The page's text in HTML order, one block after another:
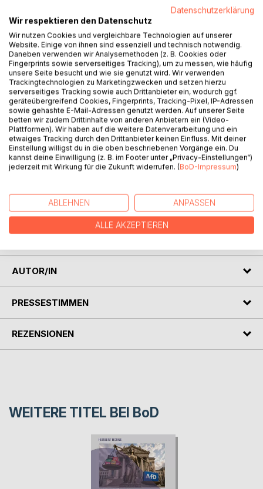
BESCHREIBUNG
Dieser Leitfaden befasst sich in kurz gefasster Version mit
den wesentlichen Anforderungen, die im Prüfungsfach
"Anwendung von Rechtsgrundlagen für Sicherheitsdienste"
in den Ausbildungsberufen Fach-, bzw. Servicekraft für
Schutz und Sicherheit in der Abschlussprüfung gestellt
werden.
Er erläutert in einfacher und leicht verständlicher Form, wie
die Prüfungsteilnehmer an die Aufgaben herangehen
Manuskript auf unnötige Fremdworte und
Verkomplizierungen die nicht zwingend erforderlich sind, in
den Erklärungen verzichtet und sich auf das Wesentliche
konzentriert.
AUTOR/IN
PRESSESTIMMEN
REZENSIONEN
WEITERE TITEL BEI BoD
Datenschutzerklärung
Wir respektieren den Datenschutz
Wir nutzen Cookies und vergleichbare Technologien auf unserer
Website. Einige von ihnen sind essenziell und technisch notwendig.
Daneben verwenden wir Analysemethoden (z. B. Cookies oder
Fingerprints sowie serverseitiges Tracking), um zu messen, wie häufig
unsere Seite besucht und wie sie genutzt wird. Wir verwenden
Trackingtechnologien zu Marketingzwecken und setzen hierzu
serverseitiges Tracking sowie auch Drittanbieter ein, wodurch ggf.
geräteübergreifend Cookies, Fingerprints, Tracking-Pixel, IP-Adressen
sowie gehashte E-Mail-Adressen genutzt werden. Auf unserer Seite
betten wir zudem Drittinhalte von anderen Anbietern ein (Video-
Plattformen). Wir haben auf die weitere Datenverarbeitung und ein
etwaiges Tracking durch den Drittanbieter keinen Einfluss. Mit deiner
Einstellung willigst du in die oben beschriebenen Vorgänge ein. Du
kannst deine Einwilligung (z. B. im Footer unter „Privacy-Einstellungen“)
jederzeit mit Wirkung für die Zukunft widerrufen. (BoD-Impressum)
ABLEHNEN ANPASSEN
ALLE AKZEPTIEREN